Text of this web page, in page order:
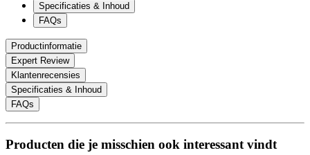
Specificaties & Inhoud
FAQs
Productinformatie
Expert Review
Klantenrecensies
Specificaties & Inhoud
FAQs
Producten die je misschien ook interessant vindt